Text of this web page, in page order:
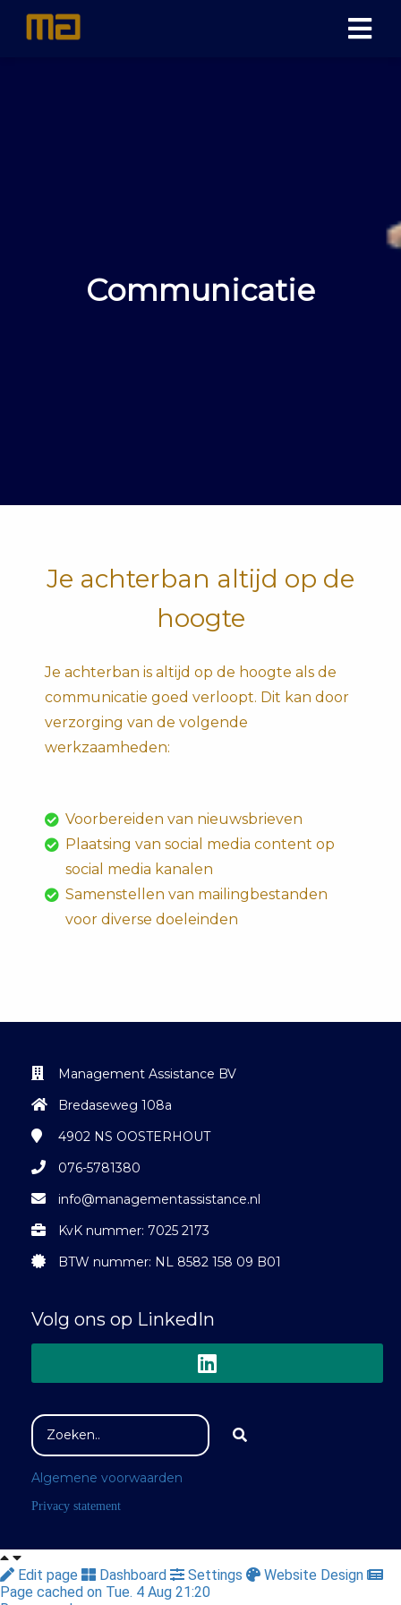
Communicatie
Je achterban altijd op de
hoogte
Je achterban is altijd op de hoogte als de
communicatie goed verloopt. Dit kan door
verzorging van de volgende
werkzaamheden:
Voorbereiden van nieuwsbrieven
Plaatsing van social media content op
social media kanalen
Samenstellen van mailingbestanden
voor diverse doeleinden
Management Assistance BV
Bredaseweg 108a
4902 NS OOSTERHOUT
076-5781380
info@managementassistance.nl
KvK nummer: 7025 2173
BTW nummer: NL 8582 158 09 B01
Volg ons op LinkedIn
Algemene voorwaarden
Privacy statement
Edit page Dashboard Settings
Website Design
Page cached on Tue. 4 Aug 21:20